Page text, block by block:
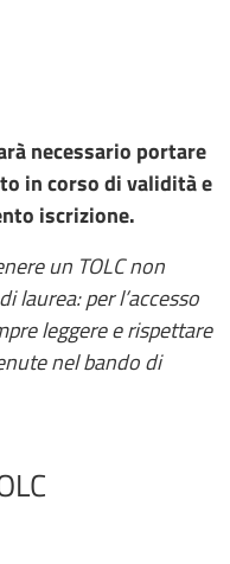
necessario portare
in corso di validità e
iscrizione.
un TOLC non
laurea: per l’accesso
leggere e rispettare
nel bando di